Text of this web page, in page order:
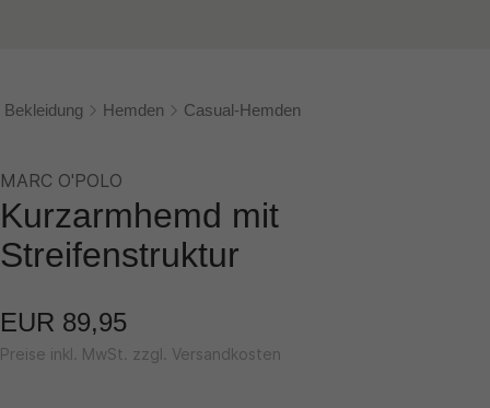
Bekleidung Hemden Casual-Hemden
MARC O'POLO
Kurzarmhemd mit
Streifenstruktur
EUR 89,95
Preise inkl. MwSt. zzgl. Versandkosten